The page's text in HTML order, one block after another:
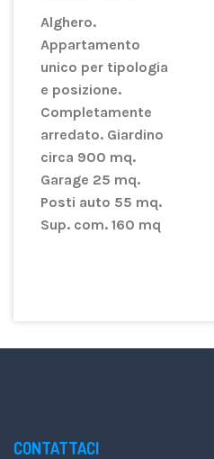
Alghero.
Appartamento
unico per tipologia
e posizione.
Completamente
arredato. Giardino
circa 900 mq.
Garage 25 mq.
Posti auto 55 mq.
Sup. com. 160 mq
CONTATTACI